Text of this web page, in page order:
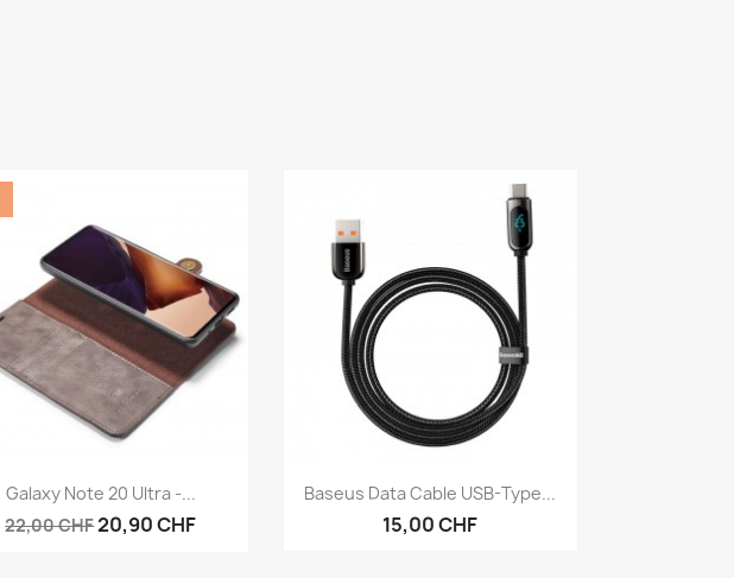
Aperçu rapide
Galaxy Note 20 Ultra -...
22,00 CHF20,90 CHF
Aperçu rapide
Baseus Data Cable USB-Type...
15,00 CHF